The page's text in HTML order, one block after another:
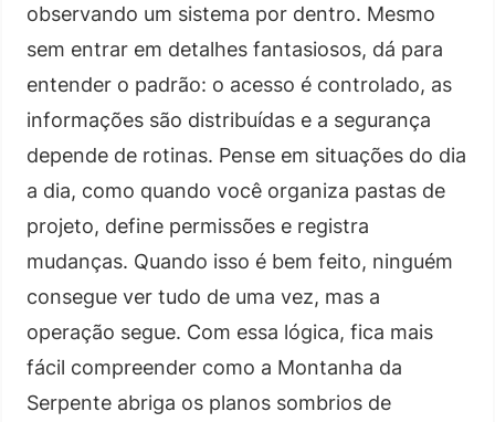
observando um sistema por dentro. Mesmo
sem entrar em detalhes fantasiosos, dá para
entender o padrão: o acesso é controlado, as
informações são distribuídas e a segurança
depende de rotinas. Pense em situações do dia
a dia, como quando você organiza pastas de
projeto, define permissões e registra
mudanças. Quando isso é bem feito, ninguém
consegue ver tudo de uma vez, mas a
operação segue. Com essa lógica, fica mais
fácil compreender como a Montanha da
Serpente abriga os planos sombrios de